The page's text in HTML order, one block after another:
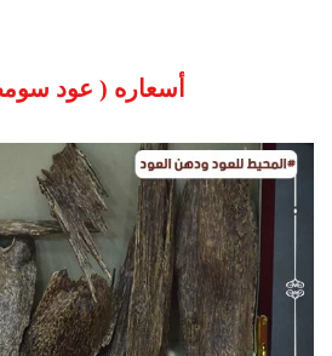
أسعاره ( عود